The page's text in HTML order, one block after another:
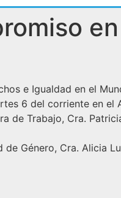
e Igualdad en el
6 del corriente en el
de Trabajo, Cra.
Género, Cra. Alicia